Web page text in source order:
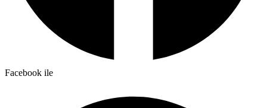
Facebook ile